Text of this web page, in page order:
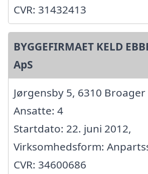
CVR: 31432413
BYGGEFIRMAET KELD
ApS
Jørgensby 5, 6310 Broager
Ansatte: 4
Startdato: 22. juni 2012,
Virksomhedsform:
CVR: 34600686